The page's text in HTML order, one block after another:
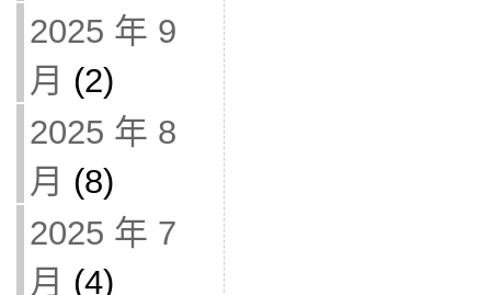
2025 年 9
月 (2)
2025 年 8
月 (8)
2025 年 7
月 (4)